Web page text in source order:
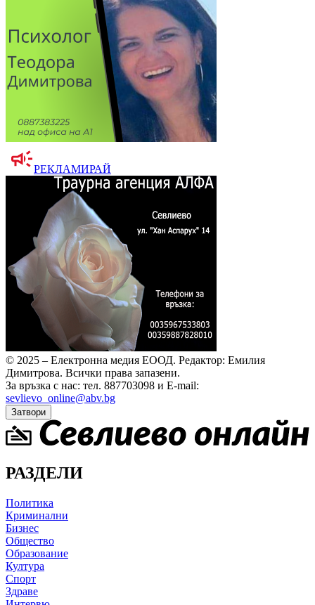
РЕКЛАМИРАЙ
© 2025 – Електронна медия ЕООД. Редактор: Емилия
Димитрова. Всички права запазени.
За връзка с нас: тел. 887703098 и E-mail:
sevlievo_online@abv.bg
Затвори
РАЗДЕЛИ
Политика
Криминални
Бизнес
Общество
Образование
Култура
Спорт
Здраве